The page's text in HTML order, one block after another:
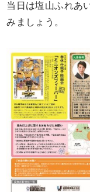
当日は塩山ふれあ
みましょう。